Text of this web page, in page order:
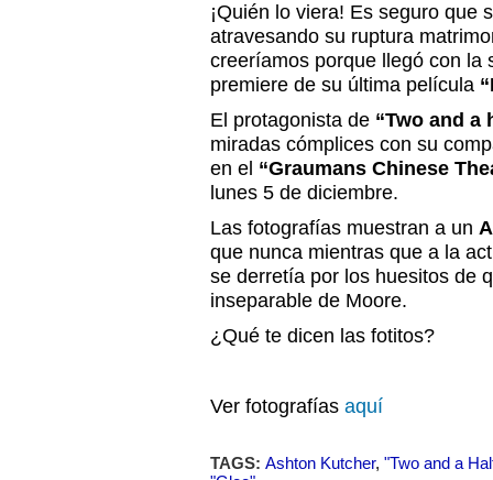
¡Quién lo viera! Es seguro que
atravesando su ruptura
creeríamos porque llegó con la
premiere de su última película
El protagonista de “Two and a
miradas cómplices con su
en el “Graumans Chinese
lunes 5 de diciembre.
Las fotografías muestran a un
que nunca mientras que a la
se derretía por los huesitos de
inseparable de Moore.
¿Qué te dicen las fotitos?
Ver fotografías aquí
TAGS: Ashton Kutcher, "Two and a